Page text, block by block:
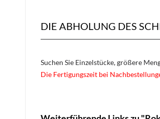
DIE ABHOLUNG DES
Suchen Sie Einzelstücke, größere
Die Fertigungszeit bei